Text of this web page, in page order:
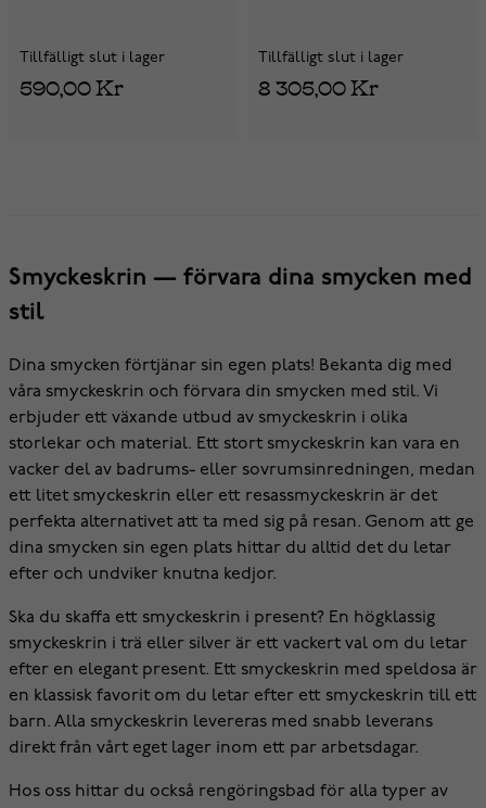
Tillfälligt slut i lager
590,00 Kr
Tillfälligt slut i lager
8 305,00 Kr
Smyckeskrin — förvara dina smycken med
stil
Dina smycken förtjänar sin egen plats! Bekanta dig med
våra smyckeskrin och förvara din smycken med stil. Vi
erbjuder ett växande utbud av smyckeskrin i olika
storlekar och material. Ett stort smyckeskrin kan vara en
vacker del av badrums- eller sovrumsinredningen, medan
ett litet smyckeskrin eller ett resassmyckeskrin är det
perfekta alternativet att ta med sig på resan. Genom att ge
dina smycken sin egen plats hittar du alltid det du letar
efter och undviker knutna kedjor.
Ska du skaffa ett smyckeskrin i present? En högklassig
smyckeskrin i trä eller silver är ett vackert val om du letar
efter en elegant present. Ett smyckeskrin med speldosa är
en klassisk favorit om du letar efter ett smyckeskrin till ett
barn. Alla smyckeskrin levereras med snabb leverans
direkt från vårt eget lager inom ett par arbetsdagar.
Hos oss hittar du också rengöringsbad för alla typer av